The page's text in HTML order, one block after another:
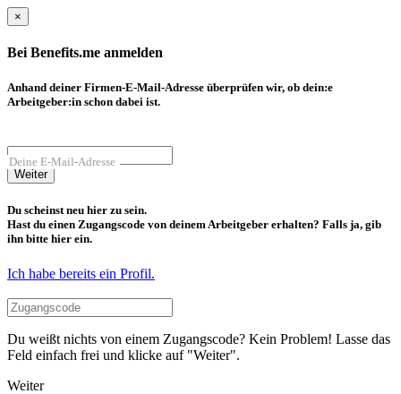
×
Bei Benefits.me anmelden
Anhand deiner Firmen-E-Mail-Adresse überprüfen wir, ob dein:e
Arbeitgeber:in schon dabei ist.
Deine E-Mail-Adresse
Weiter
Du scheinst neu hier zu sein.
Hast du einen Zugangscode von deinem Arbeitgeber erhalten? Falls ja, gib
ihn bitte hier ein.
Ich habe bereits ein Profil.
Du weißt nichts von einem Zugangscode? Kein Problem! Lasse das
Feld einfach frei und klicke auf "Weiter".
Weiter